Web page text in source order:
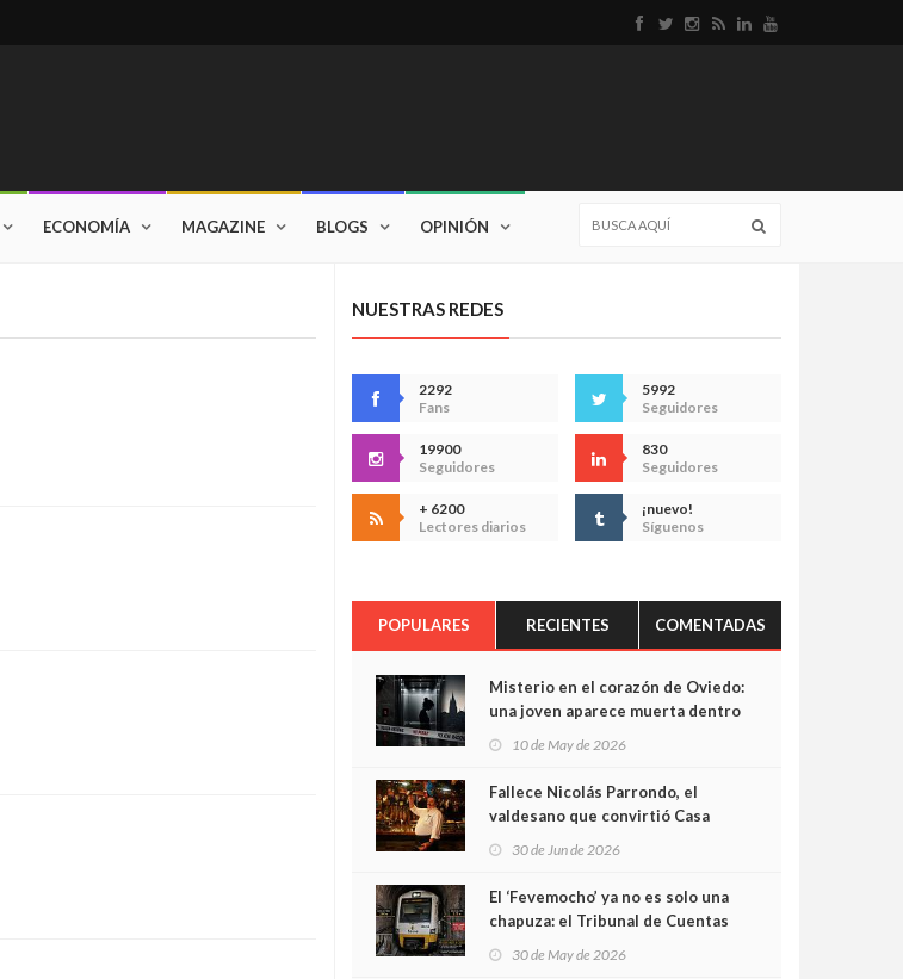
ECONOMÍA MAGAZINE BLOGS OPINIÓN
NUESTRAS REDES
2292
Fans
5992
Seguidores
19900
Seguidores
830
Seguidores
+ 6200
Lectores diarios
¡nuevo!
Síguenos
POPULARES RECIENTES COMENTADAS
Misterio en el corazón de Oviedo:
una joven aparece muerta dentro
cámaras captan sus últimos
minutos
10 de May de 2026
Fallece Nicolás Parrondo, el
valdesano que convirtió Casa
30 de Jun de 2026
El ‘Fevemocho’ ya no es solo una
chapuza: el Tribunal de Cuentas
sobrecoste de los trenes que no
30 de May de 2026